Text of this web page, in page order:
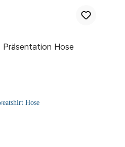
Präsentation Hose